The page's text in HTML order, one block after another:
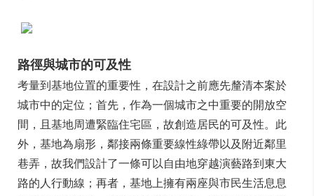
路徑與城市的可及性
考量到基地位置的重要性，在設計之前應先釐清本案於
城市中的定位；首先，作為一個城市之中重要的開放空
間，且基地周遭緊臨住宅區，故創造居民的可及性。此
外，基地為扇形，鄰接兩條重要線性綠帶以及附近鄰里
巷弄，故我們設計了一條可以自由地穿越演藝路到東大
路的人行動線；再者，基地上擁有兩座與市民生活息息